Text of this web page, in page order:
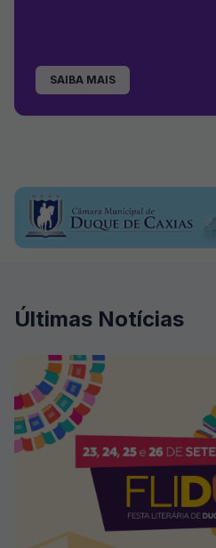
SAIBA MAIS
Últimas Notícias